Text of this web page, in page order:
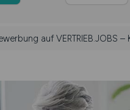
auf VERTRIEB.JOBS